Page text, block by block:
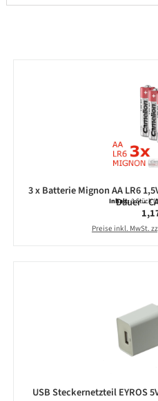
3 x Batterie Mignon AA LR6
Dauer -
Inhalt:3 Stück
Preise inkl. MwSt.
USB Steckernetzteil EYROS